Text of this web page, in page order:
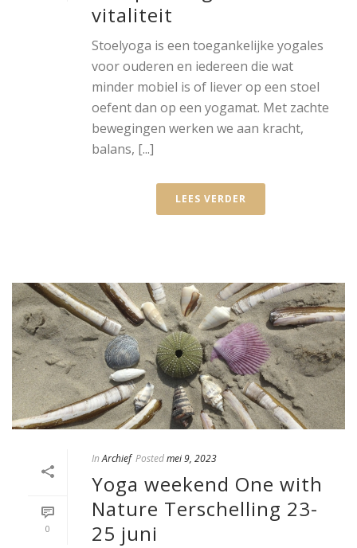
vitaliteit
Stoelyoga is een toegankelijke yogales
voor ouderen en iedereen die wat
minder mobiel is of liever op een stoel
oefent dan op een yogamat. Met zachte
bewegingen werken we aan kracht,
balans, [...]
LEES VERDER
0
In Archief Postedmei 9, 2023
Yoga weekend One with
Nature Terschelling 23-
25 juni